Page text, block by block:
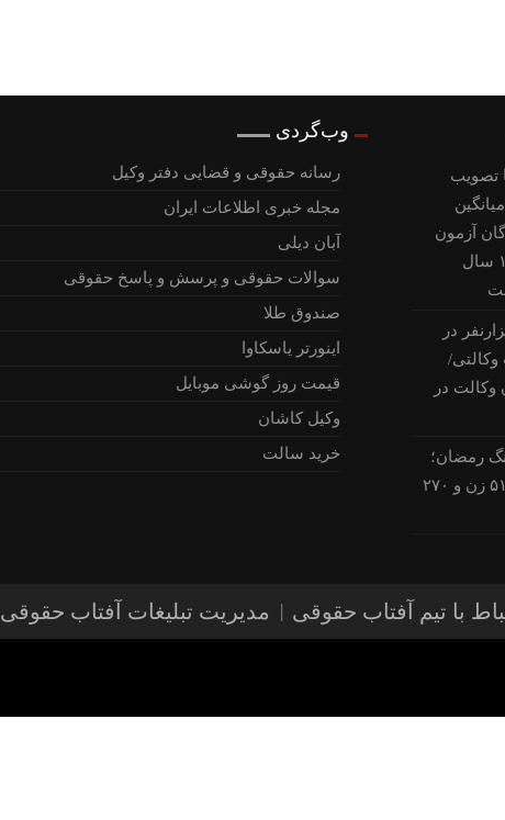
تصویب
آزمون
وکالت حدود ۱۰ سال
۲۰هزارنفر در
وکالت در
رمضان؛
۳۵۱۹ شهید، ۵۱۷ زن و ۲۷۰
وب‌گردی
رسانه حقوقی و قضایی دفتر وکیل
مجله خبری اطلاعات ایران
آبان دیلی
سوالات حقوقی و پرسش و پاسخ حقوقی
صندوق طلا
اینورتر یاسکاوا
قیمت روز گوشی موبایل
وکیل کاشان
خرید سالت
با تیم آفتاب حقوقی مدیریت تبلیغات آفتاب حقوقی